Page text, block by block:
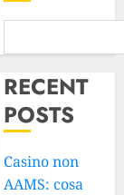
RECENT
POSTS
Casino non
AAMS: cosa